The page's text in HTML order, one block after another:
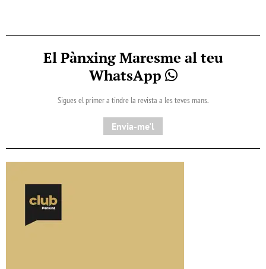
El Pànxing Maresme al teu
WhatsApp
Sigues el primer a tindre la revista a les teves mans.
Envia-me'l